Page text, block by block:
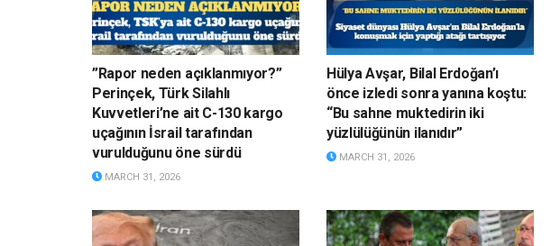
”Rapor neden açıklanmıyor?”
Perinçek, Türk Silahlı
Kuvvetleri’ne ait C-130 kargo
uçağının İsrail tarafından
vurulduğunu öne sürdü
MARCH 31, 2026
Hülya Avşar, Bilal Erdoğan’ı
önce izledi sonra yanına koştu:
“Bu sahne muktedirin iki
yüzlülüğünün ilanıdır”
MARCH 31, 2026